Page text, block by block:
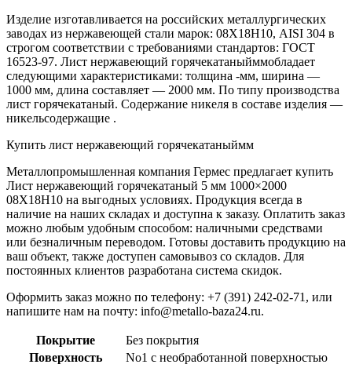
Изделие изготавливается на российских металлургических
заводах из нержавеющей стали марок: 08Х18Н10, AISI 304 в
строгом соответствии с требованиями стандартов: ГОСТ
16523-97. Лист нержавеющий горячекатаныйммобладает
следующими характеристиками: толщина -мм, ширина —
1000 мм, длина составляет — 2000 мм. По типу производства
лист горячекатаный. Содержание никеля в составе изделия —
никельсодержащие .
Купить лист нержавеющий горячекатаныймм
Металлопромышленная компания Гермес предлагает купить
Лист нержавеющий горячекатаный 5 мм 1000×2000
08Х18Н10 на выгодных условиях. Продукция всегда в
наличие на наших складах и доступна к заказу. Оплатить заказ
можно любым удобным способом: наличными средствами
или безналичным переводом. Готовы доставить продукцию на
ваш объект, также доступен самовывоз со складов. Для
постоянных клиентов разработана система скидок.
Оформить заказ можно по телефону: +7 (391) 242-02-71, или
напишите нам на почту: info@metallo-baza24.ru.
Покрытие
Без покрытия
Поверхность
No1 с необработанной поверхностью